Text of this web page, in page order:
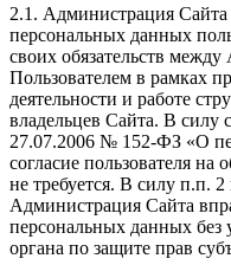
2.1. Администрация Сайта
персональных данных
своих обязательств
Пользователем в рамках
деятельности и работе
владельцев Сайта. В силу
27.07.2006 № 152-ФЗ «О
согласие пользователя
не требуется. В силу п.п. 2
Администрация Сайта
персональных данных без
органа по защите прав